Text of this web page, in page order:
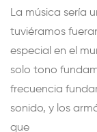
La música sería
tuviéramos
especial en el
solo tono
frecuencia
sonido, y los
que